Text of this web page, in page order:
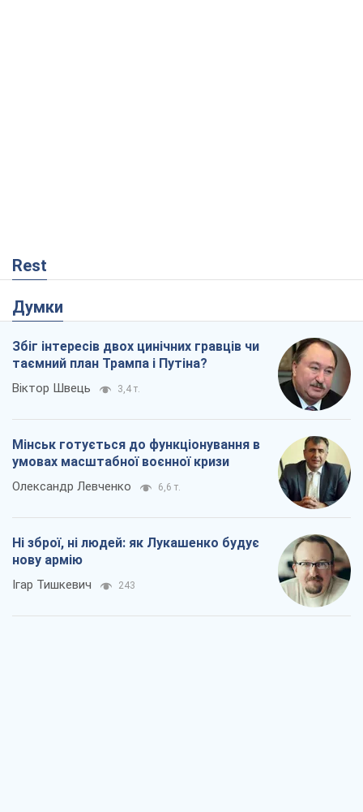
Rest
Думки
Збіг інтересів двох цинічних гравців чи
таємний план Трампа і Путіна?
Віктор Швець 3,4 т.
Мінськ готується до функціонування в
умовах масштабної воєнної кризи
Олександр Левченко 6,6 т.
Ні зброї, ні людей: як Лукашенко будує
нову армію
Ігар Тишкевич 243